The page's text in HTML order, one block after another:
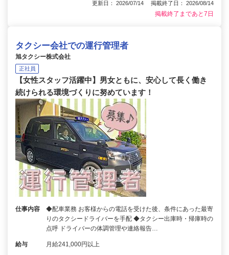
更新日： 2026/07/14 掲載終了日： 2026/08/14
掲載終了まであと7日
タクシー会社での運行管理者
旭タクシー株式会社
正社員
【女性スタッフ活躍中】男女ともに、安心して長く働き
続けられる環境づくりに努めています！
仕事内容
◆配車業務 お客様からの電話を受けた後、条件にあった最寄
りのタクシードライバーを手配 ◆タクシー出庫時・帰庫時の
点呼 ドライバーの体調管理や連絡報告…
給与 月給241,000円以上